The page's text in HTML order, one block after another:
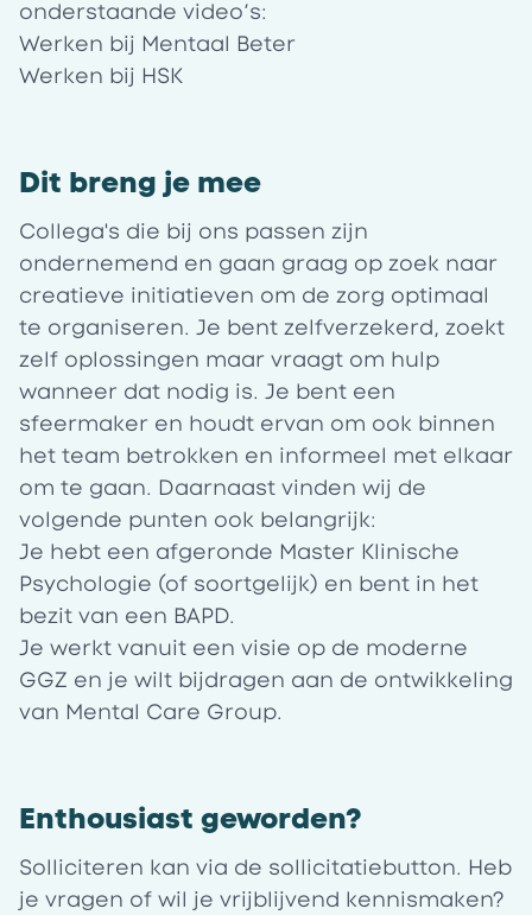
onderstaande video’s:
Werken bij Mentaal Beter
Werken bij HSK
Dit breng je mee
Collega's die bij ons passen zijn
ondernemend en gaan graag op zoek naar
creatieve initiatieven om de zorg optimaal
te organiseren. Je bent zelfverzekerd, zoekt
zelf oplossingen maar vraagt om hulp
wanneer dat nodig is. Je bent een
sfeermaker en houdt ervan om ook binnen
het team betrokken en informeel met elkaar
om te gaan. Daarnaast vinden wij de
volgende punten ook belangrijk:
Je hebt een afgeronde Master Klinische
Psychologie (of soortgelijk) en bent in het
bezit van een BAPD.
Je werkt vanuit een visie op de moderne
GGZ en je wilt bijdragen aan de ontwikkeling
van Mental Care Group.
Enthousiast geworden?
Solliciteren kan via de sollicitatiebutton. Heb
je vragen of wil je vrijblijvend kennismaken?